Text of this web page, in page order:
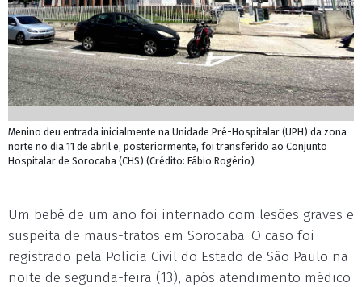
Menino deu entrada inicialmente na Unidade Pré-Hospitalar (UPH) da zona
norte no dia 11 de abril e, posteriormente, foi transferido ao Conjunto
Hospitalar de Sorocaba (CHS) (Crédito: Fábio Rogério)
Um bebê de um ano foi internado com lesões graves e
suspeita de maus-tratos em Sorocaba. O caso foi
registrado pela Polícia Civil do Estado de São Paulo na
noite de segunda-feira (13), após atendimento médico